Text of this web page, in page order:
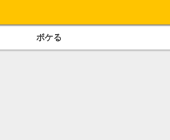
ボケる